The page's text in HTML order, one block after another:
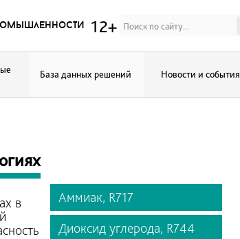
12+
База данных решений Новости и события
Аммиак, R717
Диоксид углерода, R744
в